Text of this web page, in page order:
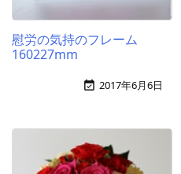
慰労の気持のフレーム
160227mm
 2017年6月6日